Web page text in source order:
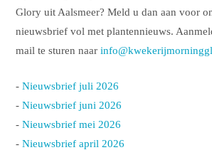
Glory uit Aalsmeer? Meld u dan aan voor
nieuwsbrief vol met plantennieuws.
mail te sturen naar
-Nieuwsbrief juli 2026
-Nieuwsbrief juni 2026
-Nieuwsbrief mei 2026
-Nieuwsbrief april 2026